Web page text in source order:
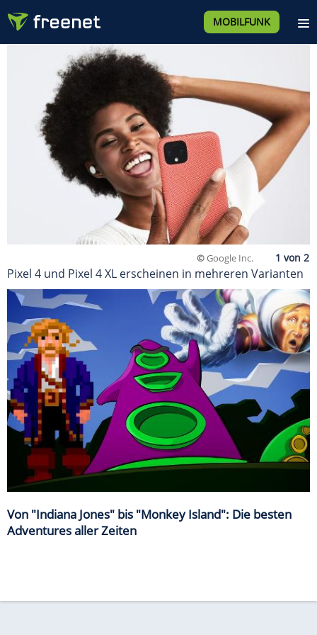
MOBILFUNK
©Google Inc.
Pixel 4 und Pixel 4 XL erscheinen in mehreren Varianten
Von "Indiana Jones" bis "Monkey Island": Die besten
Adventures aller Zeiten